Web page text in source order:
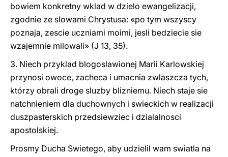
bowiem konkretny wklad w dzielo ewangelizacji,
zgodnie ze slowami Chrystusa: «po tym wszyscy
poznaja, zescie uczniami moimi, jesli bedziecie sie
wzajemnie milowali» (J 13, 35).
3. Niech przyklad blogoslawionej Marii Karlowskiej
przynosi owoce, zacheca i umacnia zwlaszcza tych,
którzy obrali droge sluzby blizniemu. Niech staje sie
natchnieniem dla duchownych i swieckich w realizacji
duszpasterskich przedsiewziec i dzialalnosci
apostolskiej.
Prosmy Ducha Swietego, aby udzielil wam swiatla na